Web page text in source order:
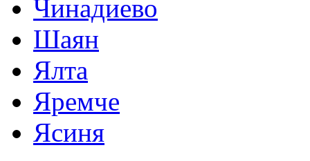
Чинадиево
Шаян
Ялта
Яремче
Ясиня